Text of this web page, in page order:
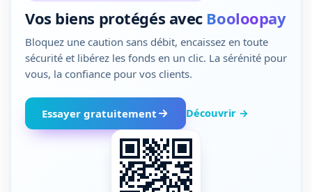
Vos biens protégés avec Booloopay
Bloquez une caution sans débit, encaissez en toute
sécurité et libérez les fonds en un clic. La sérénité pour
vous, la confiance pour vos clients.
Essayer gratuitement Découvrir →